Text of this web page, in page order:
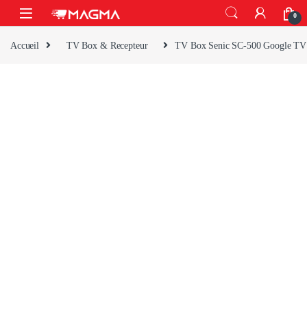
Skip to navigation
Skip to content
Open 0
Accueil TV Box & Recepteur TV Box Senic SC-500 Google